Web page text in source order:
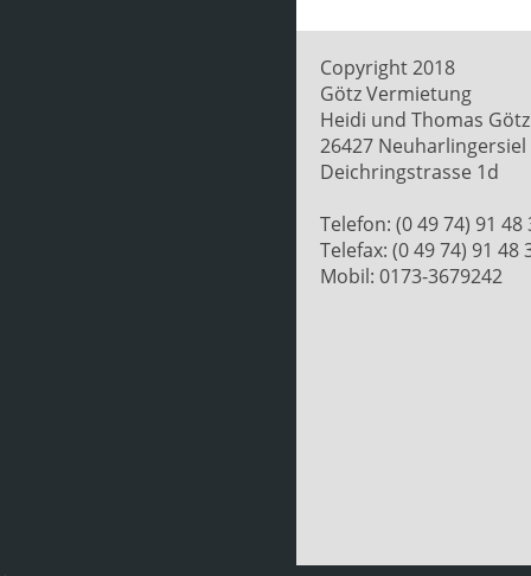
Copyright 2018
Götz Vermietung
Heidi und Thomas Götz
26427 Neuharlingersiel
Deichringstrasse 1d
Telefon: (0 49 74) 91 48
Telefax: (0 49 74) 91 48
Mobil: 0173-3679242